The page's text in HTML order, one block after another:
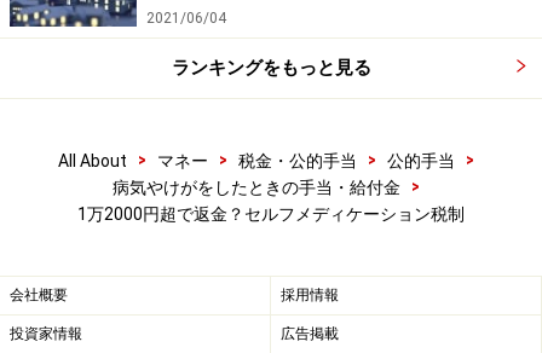
・もちろん自分や生計を一にする家族が一定の取組みを
ことができます。
病気になる前に健診を受け、予防になる薬を使ったとき
ョン税制。平成27年度に41.5兆円にも膨らんだ国の医療
費を減らすための苦肉の策なのかも知れません。
2021/06/04
ランキングをもっと見る
All About > マネー > 税金・公的手当 > 公的手当
>
病気やけがをしたときの手当・給付金
>
1万2000円超で返金？セルフメディケーション税制
会社概要 採用情報
投資家情報 広告掲載